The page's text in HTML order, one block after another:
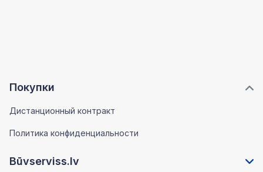
Покупки
Дистанционный контракт
Политика конфиденциальности
Būvserviss.lv